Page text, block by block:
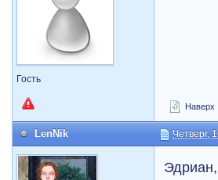
Гость
Наверх
LenNik Четверг,